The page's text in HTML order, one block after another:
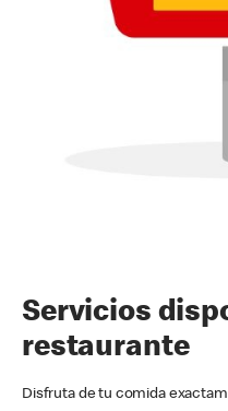
Servicios
restaurante
Disfruta de tu comida